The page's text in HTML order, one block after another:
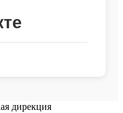
дирекция